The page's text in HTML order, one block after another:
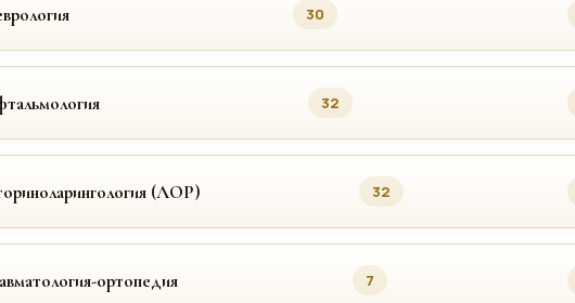
30
32
(ЛОР) 32
ортопедия 7